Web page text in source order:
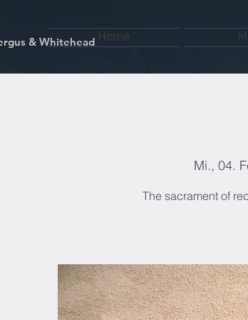
& Whitehead Home
Mi., 04.
The sacrament of